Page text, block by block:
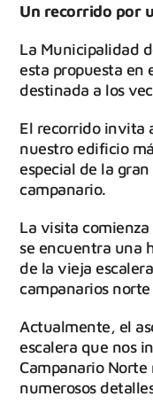
Un recorrido por
La Municipalidad
esta propuesta en
destinada a los
El recorrido invita
nuestro edificio
especial de la
campanario.
La visita
se encuentra una
de la vieja
campanarios
Actualmente, el
escalera que nos
Campanario
numerosos